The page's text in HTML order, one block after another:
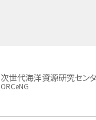
次世代海洋資源研究セン
ORCeNG